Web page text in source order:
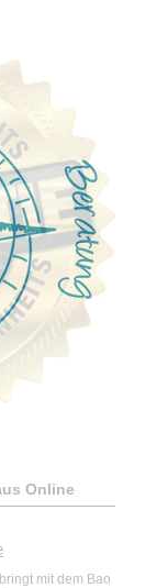
Online
mit dem Bao